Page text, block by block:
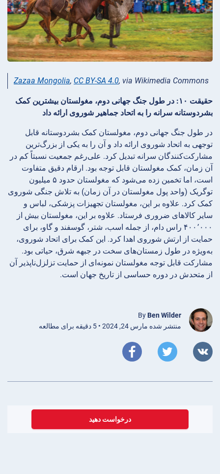
Zazaa Mongolia, CC BY-SA 4.0, via Wikimedia Commons
حقیقت ۱۰: در طول جنگ جهانی دوم، مغولستان بیشترین کمک
بشردوستانه سرانه را به اتحاد جماهیر شوروی ارائه داد
در طول جنگ جهانی دوم، مغولستان کمک بشردوستانه قابل
توجهی به اتحاد شوروی ارائه داد و آن را به یکی از بزرگ‌ترین
مشارکت‌کنندگان سرانه تبدیل کرد. علی‌رغم جمعیت نسبتاً کم در
آن زمان، کمک مغولستان قابل توجه بود. ارقام دقیق متفاوت
است، اما تخمین زده می‌شود که مغولستان حدود ۵ میلیون
توگریک (واحد پول مغولستان در آن زمان) به تلاش جنگی شوروی
کمک کرد. علاوه بر این، مغولستان تجهیزات پزشکی، لباس و
سایر کالاهای ضروری فرستاد. علاوه بر این، مغولستان بیش از
۴۰۰٬۰۰۰ راس دام، از جمله اسب، شتر، گوسفند و گاو، برای
حمایت از ارتش شوروی اهدا کرد. این کمک برای اتحاد شوروی،
به‌ویژه در طول زمستان‌های سخت در جبهه شرق، حیاتی بود.
مشارکت قابل توجه مغولستان نمونه‌ای از حمایت تزلزل‌ناپذیر آن
از متحدش در دوره حساسی از تاریخ جهان است.
By Ben Wilder
منتشر شده مارس 24, 2024 • 5 دقیقه برای مطالعه
درخواست دهید